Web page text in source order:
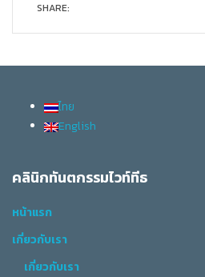
SHARE:
ไทย
English
คลินิกทันตกรรมไวท์ทีธ
หน้าแรก
เกี่ยวกับเรา
เกี่ยวกับเรา